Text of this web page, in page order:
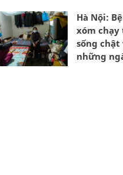
Hà Nội:
xóm chạy
sống chật
những